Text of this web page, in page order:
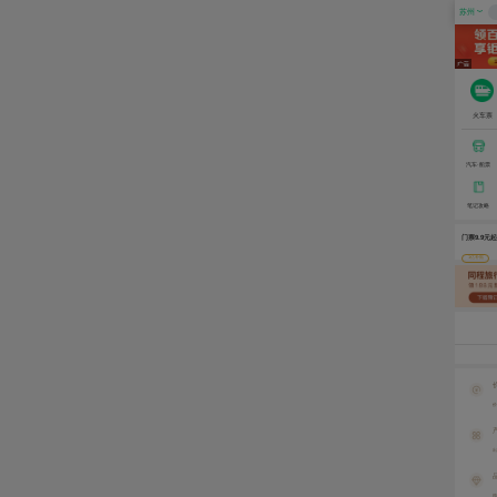
苏州
火车票
汽车·船票
笔记攻略
门票9.9元起
1亿补贴